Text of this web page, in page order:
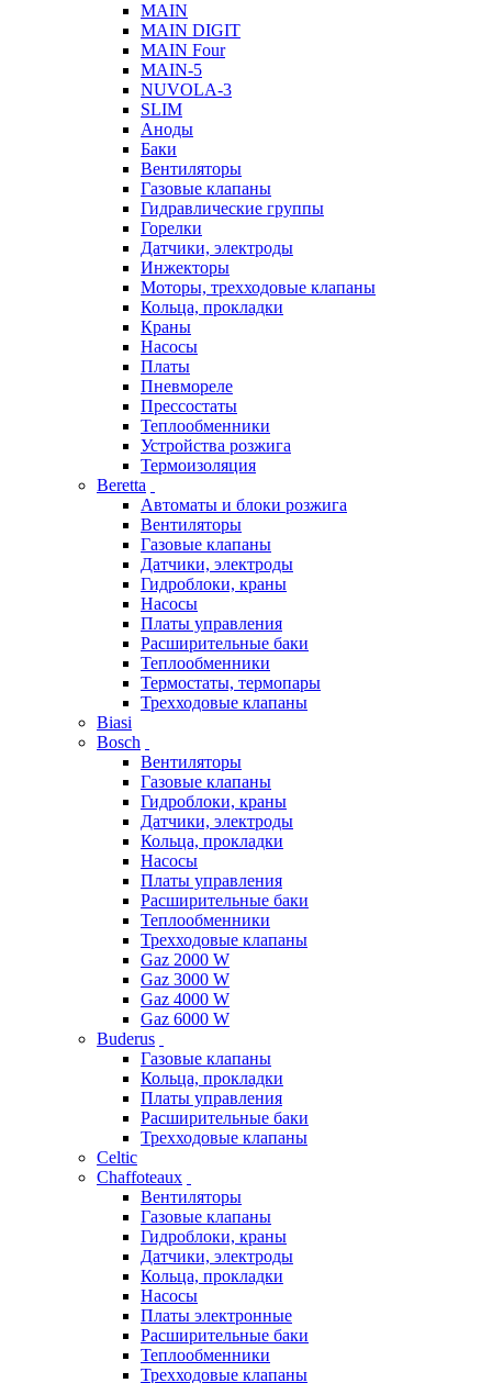
MAIN
MAIN DIGIT
MAIN Four
MAIN-5
NUVOLA-3
SLIM
Аноды
Баки
Вентиляторы
Газовые клапаны
Гидравлические группы
Горелки
Датчики, электроды
Инжекторы
Моторы, трехходовые клапаны
Кольца, прокладки
Краны
Насосы
Платы
Пневмореле
Прессостаты
Теплообменники
Устройства розжига
Термоизоляция
Beretta
Автоматы и блоки розжига
Вентиляторы
Газовые клапаны
Датчики, электроды
Гидроблоки, краны
Насосы
Платы управления
Расширительные баки
Теплообменники
Термостаты, термопары
Трехходовые клапаны
Biasi
Bosch
Вентиляторы
Газовые клапаны
Гидроблоки, краны
Датчики, электроды
Кольца, прокладки
Насосы
Платы управления
Расширительные баки
Теплообменники
Трехходовые клапаны
Gaz 2000 W
Gaz 3000 W
Gaz 4000 W
Gaz 6000 W
Buderus
Газовые клапаны
Кольца, прокладки
Платы управления
Расширительные баки
Трехходовые клапаны
Celtic
Chaffoteaux
Вентиляторы
Газовые клапаны
Гидроблоки, краны
Датчики, электроды
Кольца, прокладки
Насосы
Платы электронные
Расширительные баки
Теплообменники
Трехходовые клапаны